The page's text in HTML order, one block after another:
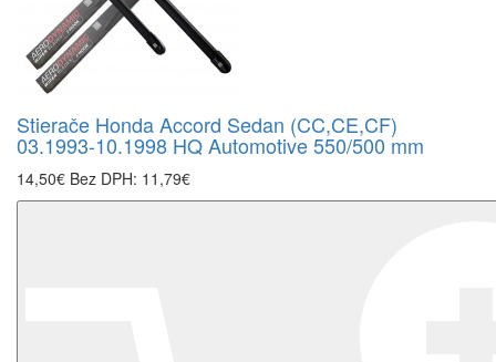
Stierače Honda Accord Sedan (CC,CE,CF)
03.1993-10.1998 HQ Automotive 550/500 mm
14,50€ Bez DPH: 11,79€